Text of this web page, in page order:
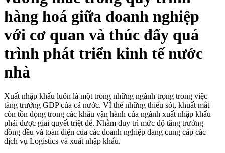
hàng hoá giữa doanh nghiệp
với cơ quan và thúc đẩy quá
trình phát triển kinh tế nước
nhà
Xuất nhập khẩu luôn là một trong những ngành trọng trong việc
tăng trưởng GDP của cả nước. VÌ thế những thiếu sót, khuất mắt
còn tồn đọng trong các khâu vận hành của ngành xuất nhập khẩu
phải được giải quyết triệt để. Nhằm duy trì mức độ tăng trưởng
đồng đều và toàn diện của các doanh nghiệp đang cung cấp các
dịch vụ Logistics và xuất nhập khẩu.